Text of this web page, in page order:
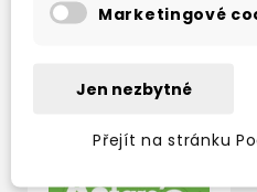
expedujeme)Marketingové
Jen nezbytné
Přejít na stránku